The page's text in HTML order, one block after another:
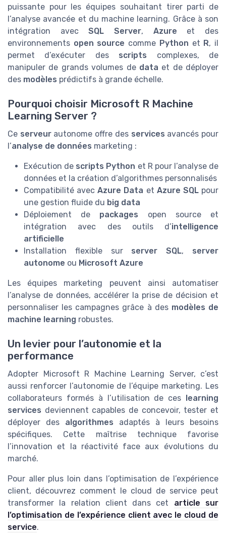
puissante pour les équipes souhaitant tirer parti de
l’analyse avancée et du machine learning. Grâce à son
intégration avecSQL Server, Azure et des
environnements open source comme Python et R, il
permet d’exécuter des scripts complexes, de
manipuler de grands volumes de data et de déployer
des modèles prédictifs à grande échelle.
Pourquoi choisir Microsoft R Machine
Learning Server ?
Ce serveurautonome offre des services avancés pour
l’analyse de données marketing :
Exécution de scripts Python et R pour l’analyse de
données et la création d’algorithmes personnalisés
Compatibilité avecAzure Data et Azure SQLpour
une gestion fluide du big data
Déploiement de packages open source et
intégration avec des outils d’intelligence
artificielle
Installation flexible sur server SQL, server
autonome ou Microsoft Azure
Les équipes marketing peuvent ainsi automatiser
l’analyse de données, accélérer la prise de décision et
personnaliser les campagnes grâce à des modèles de
machine learning robustes.
Un levier pour l’autonomie et la
performance
Adopter Microsoft R Machine Learning Server, c’est
aussi renforcer l’autonomie de l’équipe marketing. Les
collaborateurs formés à l’utilisation de ces
learning
services deviennent capables de concevoir, tester et
déployer des algorithmes adaptés à leurs besoins
spécifiques. Cette maîtrise technique favorise
l’innovation et la réactivité face aux évolutions du
marché.
Pour aller plus loin dans l’optimisation de l’expérience
client, découvrez comment le cloud de service peut
transformer la relation client dans cet article sur
l’optimisation de l’expérience client avec le cloud de
service.